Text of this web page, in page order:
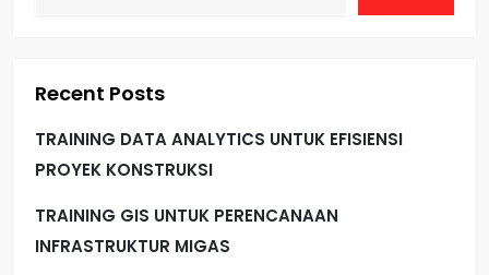
Recent Posts
TRAINING DATA ANALYTICS UNTUK EFISIENSI
PROYEK KONSTRUKSI
TRAINING GIS UNTUK PERENCANAAN
INFRASTRUKTUR MIGAS